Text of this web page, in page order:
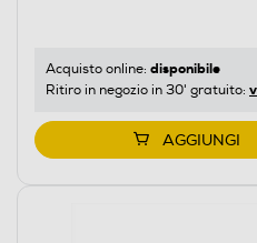
LOGIC
Acquisto online: disponibile
Ritiro in negozio in 30' gratuito:
AGGIUNGI